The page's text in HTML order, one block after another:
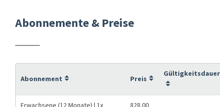
Abonnemente & Preise
Abonnement Preis
Gültigkeitsdauer
Erwachsene (12 Monate) | 1x 828.00